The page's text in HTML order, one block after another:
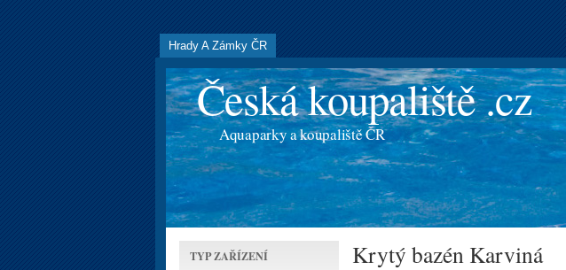
Hrady A Zámky ČR
Česká koupaliště .cz
Aquaparky a koupaliště ČR
TYP ZAŘÍZENÍ Krytý bazén Karviná